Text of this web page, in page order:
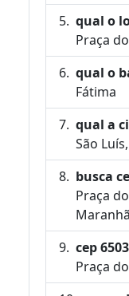
qual o
Praça
qual o
Fátima
qual a
São
busca
Praça
cep
Praça